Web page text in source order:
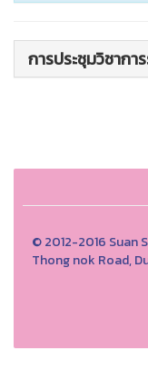
การประชุมวิชาก
© 2012-2016 Suan
Thong nok Road,